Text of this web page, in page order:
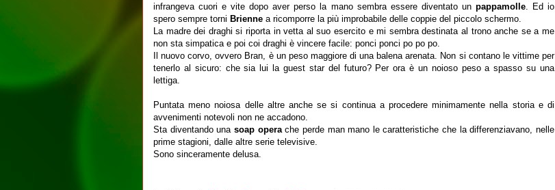
infrangeva cuori e vite dopo aver perso la mano sembra essere diventato un pappamolle. Ed io
spero sempre torni Brienne a ricomporre la più improbabile delle coppie del piccolo schermo.
La madre dei draghi si riporta in vetta al suo esercito e mi sembra destinata al trono anche se a me
non sta simpatica e poi coi draghi è vincere facile: ponci ponci po po po.
Il nuovo corvo, ovvero Bran, è un peso maggiore di una balena arenata. Non si contano le vittime per
tenerlo al sicuro: che sia lui la guest star del futuro? Per ora è un noioso peso a spasso su una
lettiga.
Puntata meno noiosa delle altre anche se si continua a procedere minimamente nella storia e di
avvenimenti notevoli non ne accadono.
Sta diventando una soap operache perde man mano le caratteristiche che la differenziavano, nelle
prime stagioni, dalle altre serie televisive.
Sono sinceramente delusa.